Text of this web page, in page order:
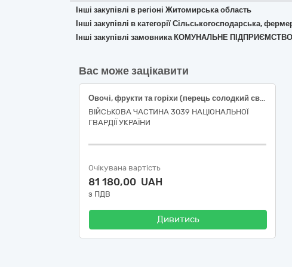
Інші закупівлі в регіоні Житомирська область
Інші закупівлі в категорії Сільськогосподарська,
Інші закупівлі замовника КОМУНАЛЬНЕ
Вас може зацікавити
Овочі, фрукти та горіхи (перець солодкий свіжий подовженої форми, огірки свіжі польові короткоплідні, помідори тепличні свіжі округлі, часник свіжий вищого товарного сорту)
ВІЙСЬКОВА ЧАСТИНА 3039 НАЦІОНАЛЬНОЇ
ГВАРДІЇ УКРАЇНИ
Очікувана вартість
81 180,00 UAH
з ПДВ
Дивитись